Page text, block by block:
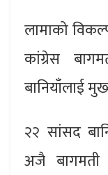
लामाको
कांग्रेस
बानियाँलाई
२२ सांसद
अजै बागमती